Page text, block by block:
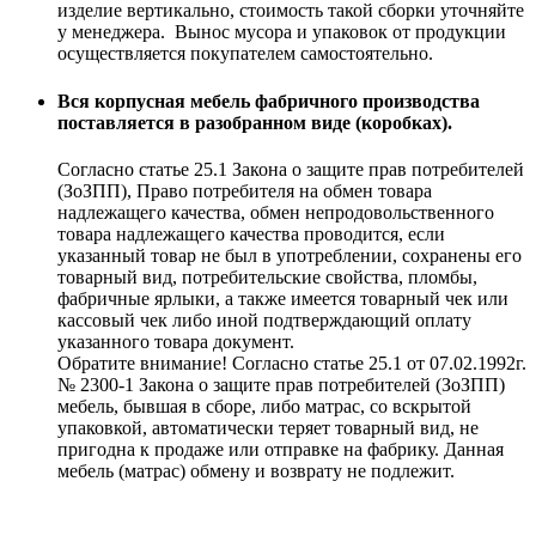
изделие вертикально, стоимость такой сборки уточняйте
у менеджера. Вынос мусора и упаковок от продукции
осуществляется покупателем самостоятельно.
Вся корпусная мебель фабричного производства
поставляется в разобранном виде (коробках).
Согласно статье 25.1 Закона о защите прав потребителей
(ЗоЗПП), Право потребителя на обмен товара
надлежащего качества, обмен непродовольственного
товара надлежащего качества проводится, если
указанный товар не был в употреблении, сохранены его
товарный вид, потребительские свойства, пломбы,
фабричные ярлыки, а также имеется товарный чек или
кассовый чек либо иной подтверждающий оплату
указанного товара документ.
Обратите внимание! Согласно статье 25.1 от 07.02.1992г.
№ 2300-1 Закона о защите прав потребителей (ЗоЗПП)
мебель, бывшая в сборе, либо матрас, со вскрытой
упаковкой, автоматически теряет товарный вид, не
пригодна к продаже или отправке на фабрику. Данная
мебель (матрас) обмену и возврату не подлежит.